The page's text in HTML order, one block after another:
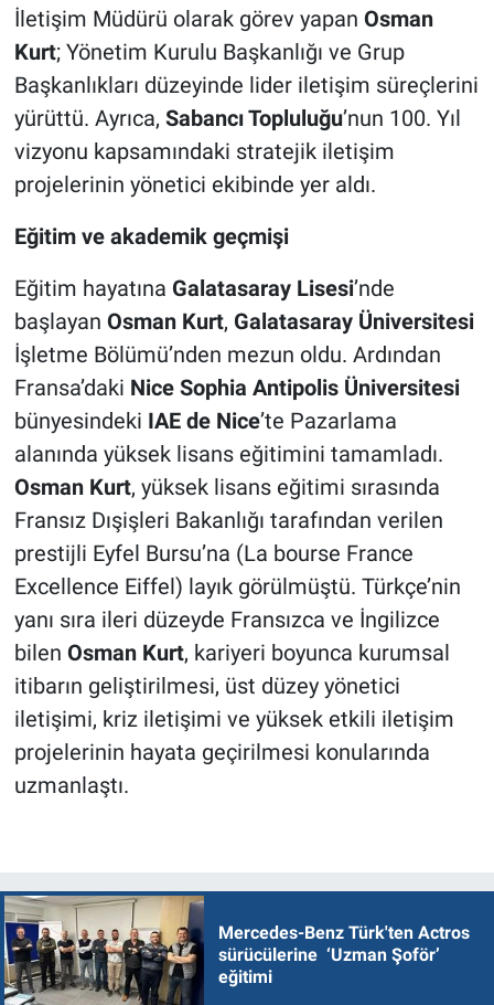
İletişim Müdürü olarak görev yapan Osman
Kurt; Yönetim Kurulu Başkanlığı ve Grup
Başkanlıkları düzeyinde lider iletişim süreçlerini
yürüttü. Ayrıca, Sabancı Topluluğu’nun 100. Yıl
vizyonu kapsamındaki stratejik iletişim
projelerinin yönetici ekibinde yer aldı.
Eğitim ve akademik geçmişi
Eğitim hayatına Galatasaray Lisesi’nde
başlayan Osman Kurt, Galatasaray Üniversitesi
İşletme Bölümü’nden mezun oldu. Ardından
Fransa’daki Nice Sophia Antipolis Üniversitesi
bünyesindeki IAE de Nice’te Pazarlama
alanında yüksek lisans eğitimini tamamladı.
Osman Kurt, yüksek lisans eğitimi sırasında
Fransız Dışişleri Bakanlığı tarafından verilen
prestijli Eyfel Bursu’na (La bourse France
Excellence Eiffel) layık görülmüştü. Türkçe’nin
yanı sıra ileri düzeyde Fransızca ve İngilizce
bilen Osman Kurt, kariyeri boyunca kurumsal
itibarın geliştirilmesi, üst düzey yönetici
iletişimi, kriz iletişimi ve yüksek etkili iletişim
projelerinin hayata geçirilmesi konularında
uzmanlaştı.
Mercedes-Benz Türk'ten Actros
sürücülerine ‘Uzman Şoför’
eğitimi